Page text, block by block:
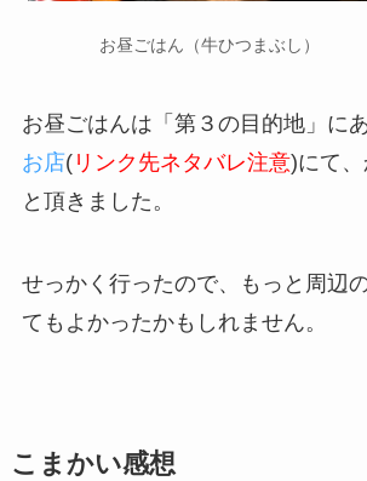
お昼ごはん（牛ひつまぶし）
お昼ごはんは「第３の目的地」に
お店(リンク先ネタバレ注意)にて
と頂きました。
せっかく行ったので、もっと周辺
てもよかったかもしれません。
こまかい感想